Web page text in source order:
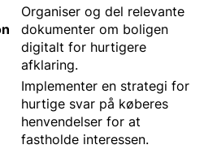
Organiser og del relevante
dokumenter om boligen
digitalt for hurtigere
afklaring.
Implementer en strategi for
hurtige svar på køberes
henvendelser for at
fastholde interessen.